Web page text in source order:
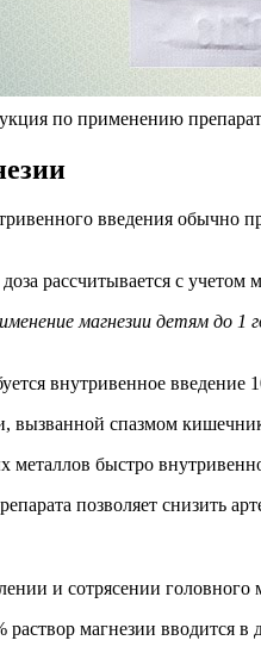
по применению
введения обычно
рассчитывается с
магнезии детям до
внутривенное введение
вызванной спазмом
быстро
и сотрясении головного
магнезии вводится